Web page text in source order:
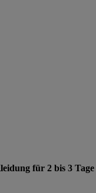
für 2 bis 3 Tage